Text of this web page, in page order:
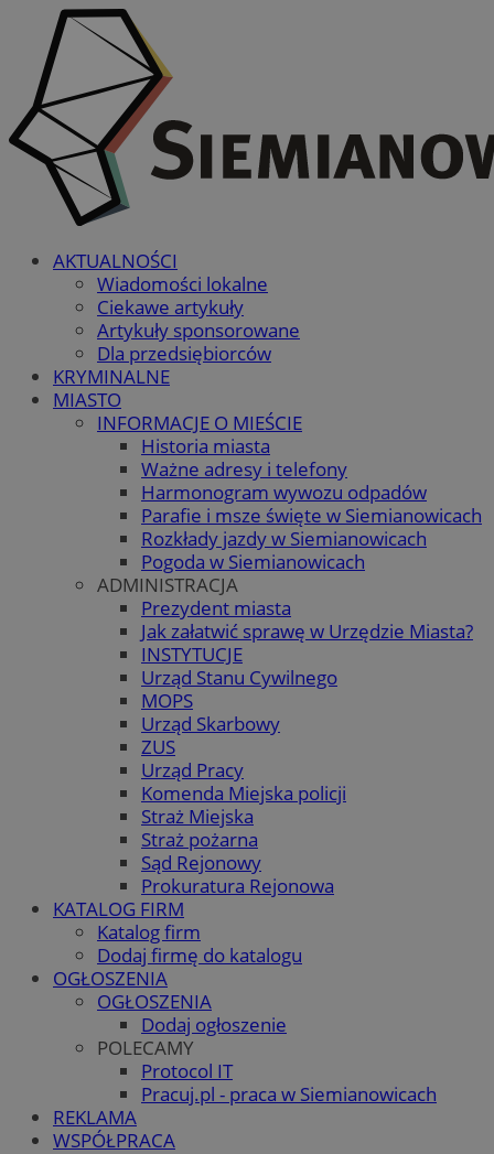
AKTUALNOŚCI
Wiadomości lokalne
Ciekawe artykuły
Artykuły sponsorowane
Dla przedsiębiorców
KRYMINALNE
MIASTO
INFORMACJE O MIEŚCIE
Historia miasta
Ważne adresy i telefony
Harmonogram wywozu odpadów
Parafie i msze święte w Siemianowicach
Rozkłady jazdy w Siemianowicach
Pogoda w Siemianowicach
ADMINISTRACJA
Prezydent miasta
Jak załatwić sprawę w Urzędzie Miasta?
INSTYTUCJE
Urząd Stanu Cywilnego
MOPS
Urząd Skarbowy
ZUS
Urząd Pracy
Komenda Miejska policji
Straż Miejska
Straż pożarna
Sąd Rejonowy
Prokuratura Rejonowa
KATALOG FIRM
Katalog firm
Dodaj firmę do katalogu
OGŁOSZENIA
OGŁOSZENIA
Dodaj ogłoszenie
POLECAMY
Protocol IT
Pracuj.pl - praca w Siemianowicach
REKLAMA
WSPÓŁPRACA